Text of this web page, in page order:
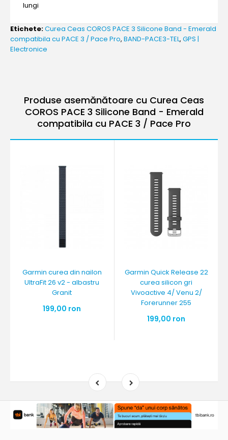
lungi
Etichete:Curea Ceas COROS PACE 3 Silicone Band - Emerald
compatibila cu PACE 3 / Pace Pro, BAND-PACE3-TEL, GPS |
Electronice
Produse asemănătoare cu Curea Ceas
COROS PACE 3 Silicone Band - Emerald
compatibila cu PACE 3 / Pace Pro
Garmin curea din nailon
UltraFit 26 v2 - albastru
Granit
199,00 ron
Garmin Quick Release 22
curea silicon gri
Vivoactive 4/ Venu 2/
Forerunner 255
199,00 ron